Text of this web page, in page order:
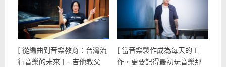
[ 從編曲到音樂教育：台灣流
行音樂的未來 ] – 吉他教父
[ 當音樂製作成為每天的工
作，更要記得最初玩音樂那